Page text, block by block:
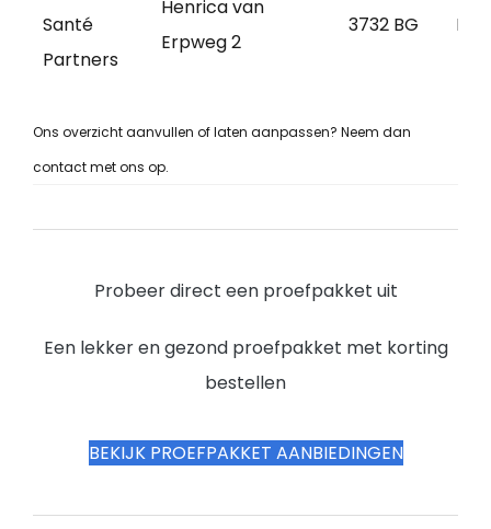
Santé
Partners
Henrica van
Erpweg 2
3732 BG De
Ons overzicht aanvullen of laten aanpassen? Neem dan
contact met ons op.
Probeer direct een proefpakket uit
Een lekker en gezond proefpakket met korting
bestellen
BEKIJK PROEFPAKKET AANBIEDINGEN